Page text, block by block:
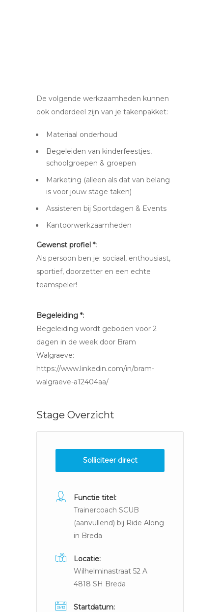
De volgende werkzaamheden kunnen
ook onderdeel zijn van je takenpakket:
Materiaal onderhoud
Begeleiden van kinderfeestjes,
schoolgroepen & groepen
Marketing (alleen als dat van belang
is voor jouw stage taken)
Assisteren bij Sportdagen & Events
Kantoorwerkzaamheden
Gewenst profiel *:
Als persoon ben je: sociaal, enthousiast,
sportief, doorzetter en een echte
teamspeler!
Begeleiding *:
Begeleiding wordt geboden voor 2
dagen in de week door Bram
Walgraeve:
https://www.linkedin.com/in/bram-
walgraeve-a12404aa/
Stage Overzicht
Solliciteer direct
Functie titel:
Trainercoach SCUB
(aanvullend) bij Ride Along
in Breda
Locatie:
Wilhelminastraat 52 A
4818 SH Breda
Startdatum: